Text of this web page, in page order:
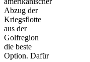
Abzug der
Kriegsflotte
aus der
Golfregion
die beste
Option. Dafür